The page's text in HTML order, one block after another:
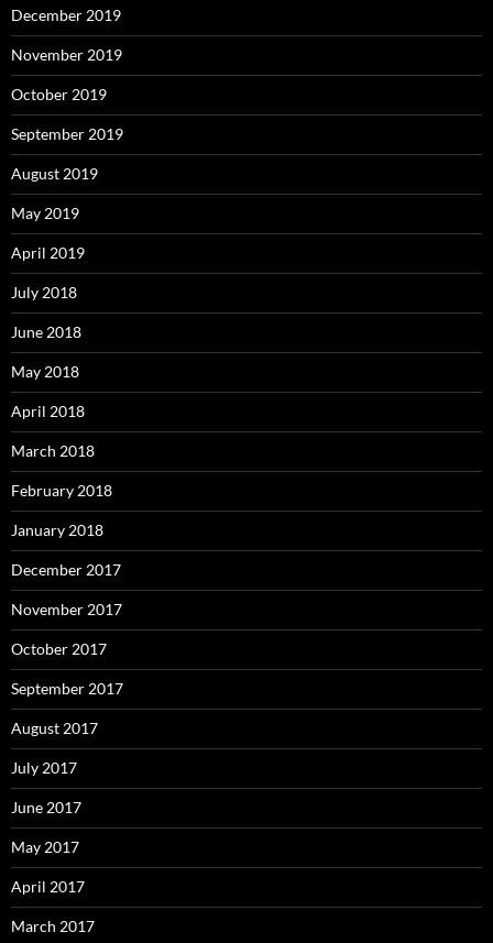
December 2019
November 2019
October 2019
September 2019
August 2019
May 2019
April 2019
July 2018
June 2018
May 2018
April 2018
March 2018
February 2018
January 2018
December 2017
November 2017
October 2017
September 2017
August 2017
July 2017
June 2017
May 2017
April 2017
March 2017